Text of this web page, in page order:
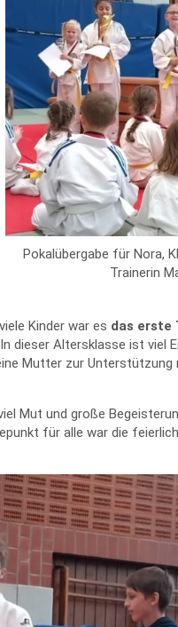
Pokalübergabe für Nora,
Trainerin
Kinder war es das erste
dieser Altersklasse ist viel
Mutter zur
Mut und große
für alle war die